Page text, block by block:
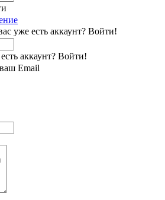
уже есть аккаунт? Войти!
аккаунт? Войти!
Email